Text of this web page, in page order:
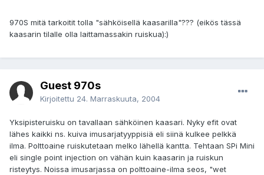
970S mitä tarkoitit tolla "sähköisellä kaasarilla"??? (eikös tässä
kaasarin tilalle olla laittamassakin ruiskua):)
Guest 970s
Kirjoitettu 24. Marraskuuta, 2004
Yksipisteruisku on tavallaan sähköinen kaasari. Nyky efit ovat
lähes kaikki ns. kuiva imusarjatyyppisiä eli siinä kulkee pelkkä
ilma. Polttoaine ruiskutetaan melko lähellä kantta. Tehtaan SPi Mini
eli single point injection on vähän kuin kaasarin ja ruiskun
risteytys. Noissa imusarjassa on polttoaine-ilma seos, "wet